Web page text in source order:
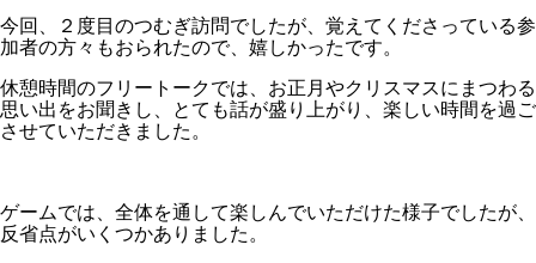
今回、２度目のつむぎ訪問でしたが、覚えてくださっている参
加者の方々もおられたので、嬉しかったです。
休憩時間のフリートークでは、お正月やクリスマスにまつわる
思い出をお聞きし、とても話が盛り上がり、楽しい時間を過ご
させていただきました。
ゲームでは、全体を通して楽しんでいただけた様子でしたが、
反省点がいくつかありました。